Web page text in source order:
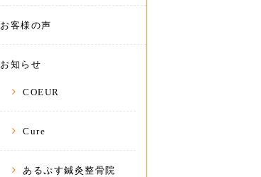
お客様の声
お知らせ
COEUR
Cure
あるぷす鍼灸整骨院